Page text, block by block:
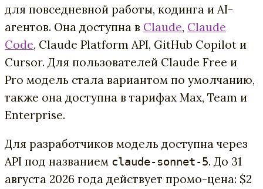
для повседневной работы, кодинга и AI-
агентов. Она доступна в Claude, Claude
Code, Claude Platform API, GitHub Copilot и
Cursor. Для пользователей Claude Free и
Pro модель стала вариантом по умолчанию,
также она доступна в тарифах Max, Team и
Enterprise.
Для разработчиков модель доступна через
API под названием claude-sonnet-5. До 31
августа 2026 года действует промо-цена: $2